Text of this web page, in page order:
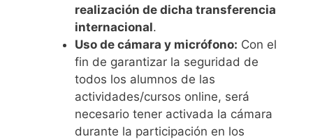
realización de dicha transferencia
internacional.
Uso de cámara y micrófono: Con el
fin de garantizar la seguridad de
todos los alumnos de las
actividades/cursos online, será
necesario tener activada la cámara
durante la participación en los